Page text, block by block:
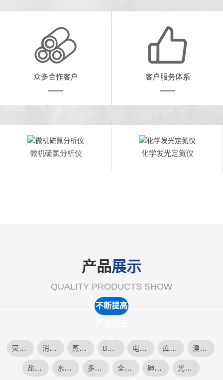
众多合作客户 客户服务体系
微机硫氯分析仪 化学发光定氮仪
产品展示
QUALITY PRODUCTS SHOW
不断提高
性
荧光硫测定仪 消解器 蒸馏仪 BOD测定仪 电位滴定仪 库伦分析仪 溴指数测定仪
盐含量测定仪 水质硫化物酸化吹气装置 多参数水质测定仪 全自动开口闭口闪点 砷含量测定仪 光度计